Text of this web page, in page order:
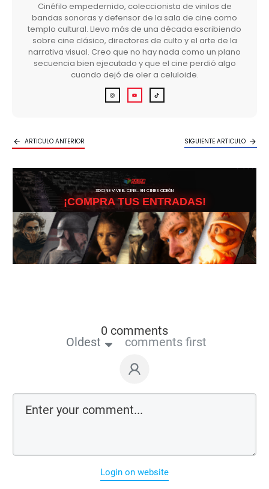
Cinéfilo empedernido, coleccionista de vinilos de
bandas sonoras y defensor de la sala de cine como
templo cultural. Llevo más de una década escribiendo
sobre cine clásico, directores de culto y el arte de la
narrativa visual. Creo que no hay nada como un plano
secuencia bien ejecutado y que el cine perdió algo
cuando dejó de oler a celuloide.
ARTICULO ANTERIOR SIGUIENTE ARTICULO
3DCINE VIVE EL CINE… EN CINES ODEÓN
¡COMPRA TUS ENTRADAS!
0 comments
Oldest comments first
Login on website